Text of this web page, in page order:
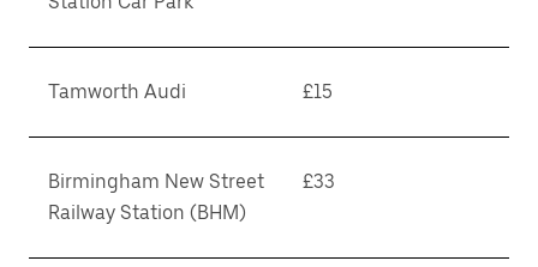
Tamworth Audi £15
Birmingham New Street
Railway Station (BHM)
£33